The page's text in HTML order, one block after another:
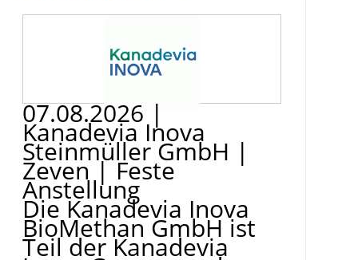
07.08.2026 |
Kanadevia Inova
Steinmüller GmbH |
Zeven|Feste
Anstellung
Die Kanadevia Inova
BioMethan GmbH ist
Teil der Kanadevia